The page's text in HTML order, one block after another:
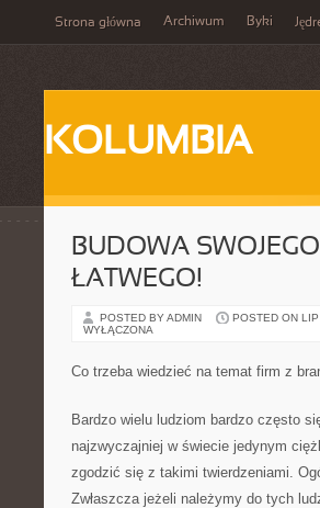
Strona główna Archiwum Byki
KOLUMBIA
BUDOWA
ŁATWEGO!
POSTED BY ADMIN POSTED ON
WYŁĄCZONA
Co trzeba wiedzieć na temat firm z
Bardzo wielu ludziom bardzo często
najzwyczajniej w świecie jedynym
zgodzić się z takimi twierdzeniami.
Zwłaszcza jeżeli należymy do tych